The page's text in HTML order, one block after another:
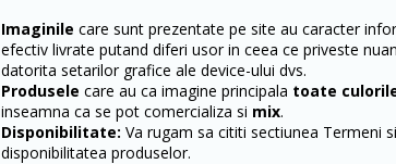
Imaginile care sunt prezentate pe site au caracter
efectiv livrate putand diferi usor in ceea ce priveste
datorita setarilor grafice ale device-ului dvs.
Produsele care au ca imagine principala toate
inseamna ca se pot comercializa si mix.
Disponibilitate: Va rugam sa cititi sectiunea Termeni
disponibilitatea produselor.